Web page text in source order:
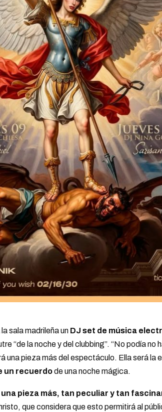
sala madrileña un DJ set de música
“de la noche y del clubbing”. “No podía no
una pieza más del espectáculo. Ella será la
un recuerdode una noche mágica.
pieza más, tan peculiar y tan
que considera que esto permitirá al